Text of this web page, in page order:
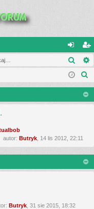
al
og
si
ar
ej
es
tru
autor: Butryk , 14 lis 2012, 22:11
Butryk , 31 sie 2015, 18:32